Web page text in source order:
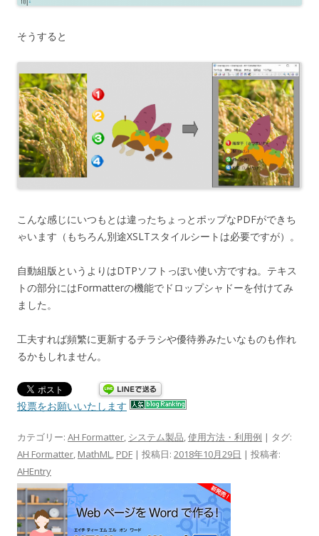
そうすると
こんな感じにいつもとは違ったちょっとポップなPDFができち
ゃいます（もちろん別途XSLTスタイルシートは必要ですが）。
自動組版というよりはDTPソフトっぽい使い方ですね。テキス
トの部分にはFormatterの機能でドロップシャドーを付けてみ
ました。
工夫すれば頻繁に更新するチラシや優待券みたいなものも作れ
るかもしれません。
投票をお願いいたします
カテゴリー: AH Formatter, システム製品,使用方法・利用例 | タグ:
AH Formatter, MathML, PDF | 投稿日: 2018年10月29日 | 投稿者:
AHEntry